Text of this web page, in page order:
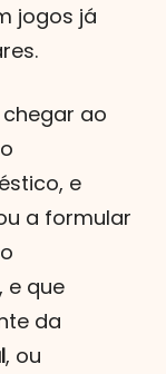
jogos já
ao
e
a formular
e que
da
, ou